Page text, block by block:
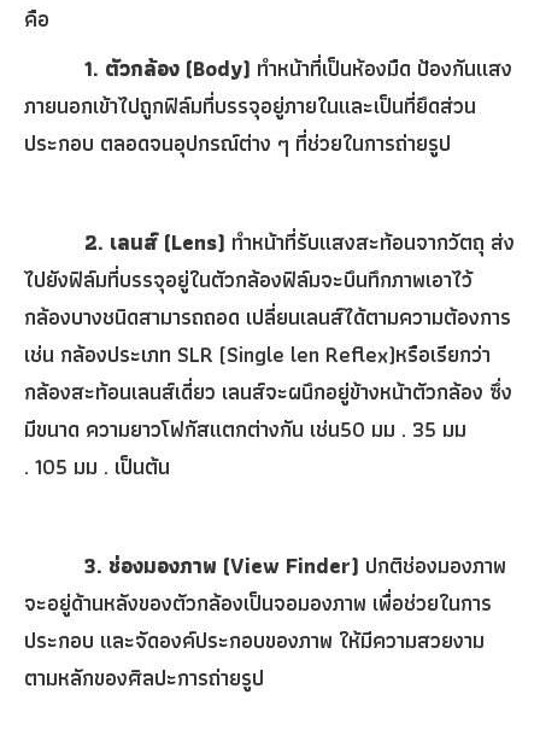
คือ
1. ตัวกล้อง (Body) ทำหน้าที่เป็นห้องมืด ป้องกันแสง
ภายนอกเข้าไปถูกฟิล์มที่บรรจุอยู่ภายในและเป็นที่ยึดส่วน
ประกอบ ตลอดจนอุปกรณ์ต่าง ๆ ที่ช่วยในการถ่ายรูป
2. เลนส์ (Lens) ทำหน้าที่รับแสงสะท้อนจากวัตถุ ส่ง
ไปยังฟิล์มที่บรรจุอยู่ในตัวกล้องฟิล์มจะบึนทึกภาพเอาไว้
กล้องบางชนิดสามารถถอด เปลี่ยนเลนส์ได้ตามความต้องการ
เช่น กล้องประเภท SLR (Single len Reflex)หรือเรียกว่า
กล้องสะท้อนเลนส์เดี่ยว เลนส์จะผนึกอยู่ข้างหน้าตัวกล้อง ซึ่ง
มีขนาด ความยาวโฟกัสแตกต่างกัน เช่น50 มม . 35 มม
. 105 มม . เป็นต้น
3. ช่องมองภาพ (View Finder) ปกติช่องมองภาพ
จะอยู่ด้านหลังของตัวกล้องเป็นจอมองภาพ เพื่อช่วยในการ
ประกอบ และจัดองค์ประกอบของภาพ ให้มีความสวยงาม
ตามหลักของศิลปะการถ่ายรูป